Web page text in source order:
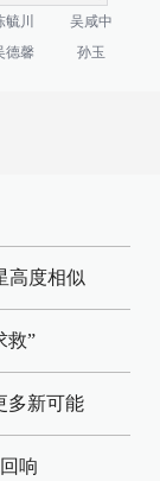
毓川
吴咸中
德馨 孙玉
高度相似
救”
多新可能
响